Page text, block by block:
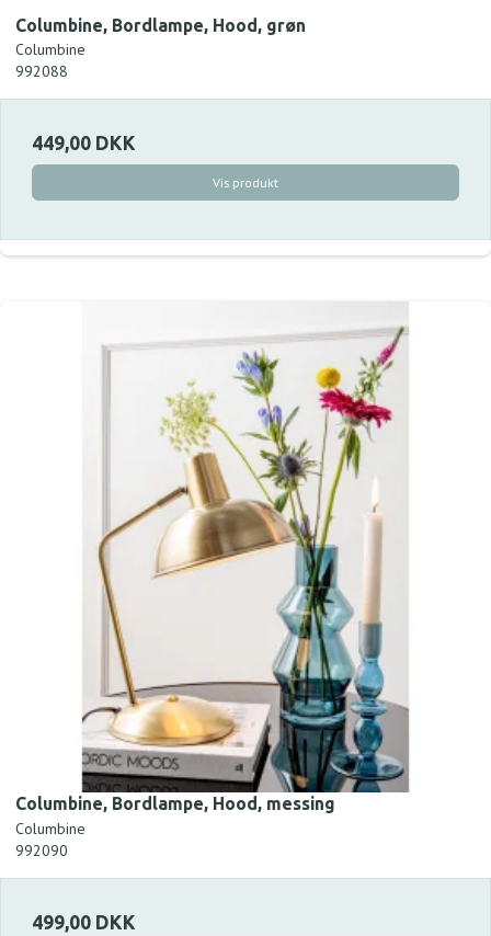
Columbine, Bordlampe, Hood, grøn
Columbine
992088
449,00 DKK
Vis produkt
Columbine, Bordlampe, Hood, messing
Columbine
992090
499,00 DKK